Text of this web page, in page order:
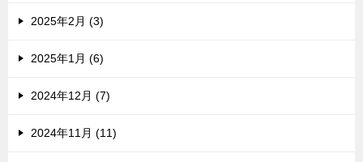
2025年2月 (3)
2025年1月 (6)
2024年12月 (7)
2024年11月 (11)